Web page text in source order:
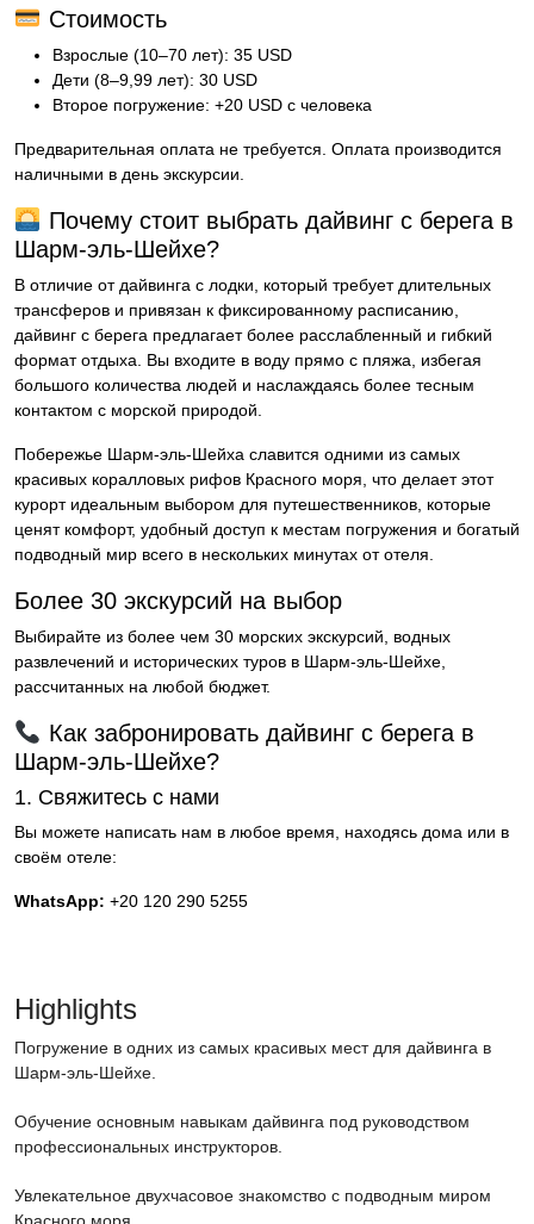
Стоимость
Взрослые (10–70 лет): 35 USD
Дети (8–9,99 лет): 30 USD
Второе погружение: +20 USD с человека
Предварительная оплата не требуется. Оплата производится
наличными в день экскурсии.
Почему стоит выбрать дайвинг с берега в
Шарм-эль-Шейхе?
В отличие от дайвинга с лодки, который требует длительных
трансферов и привязан к фиксированному расписанию,
дайвинг с берега предлагает более расслабленный и гибкий
формат отдыха. Вы входите в воду прямо с пляжа, избегая
большого количества людей и наслаждаясь более тесным
контактом с морской природой.
Побережье Шарм-эль-Шейха славится одними из самых
красивых коралловых рифов Красного моря, что делает этот
курорт идеальным выбором для путешественников, которые
ценят комфорт, удобный доступ к местам погружения и богатый
подводный мир всего в нескольких минутах от отеля.
Более 30 экскурсий на выбор
Выбирайте из более чем 30 морских экскурсий, водных
развлечений и исторических туров в Шарм-эль-Шейхе,
рассчитанных на любой бюджет.
Как забронировать дайвинг с берега в
Шарм-эль-Шейхе?
1. Свяжитесь с нами
Вы можете написать нам в любое время, находясь дома или в
своём отеле:
WhatsApp: +20 120 290 5255
Highlights
Погружение в одних из самых красивых мест для дайвинга в
Шарм-эль-Шейхе.
Обучение основным навыкам дайвинга под руководством
профессиональных инструкторов.
Увлекательное двухчасовое знакомство с подводным миром